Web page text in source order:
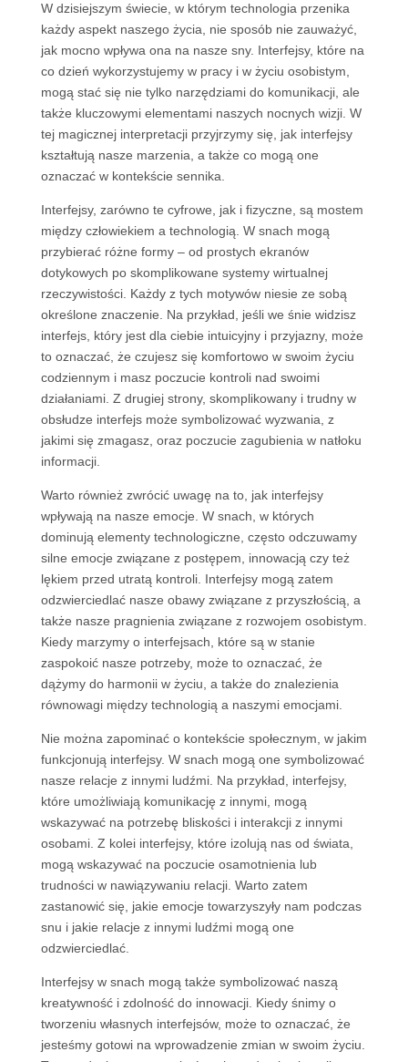
W dzisiejszym świecie, w którym technologia przenika
każdy aspekt naszego życia, nie sposób nie zauważyć,
jak mocno wpływa ona na nasze sny. Interfejsy, które na
co dzień wykorzystujemy w pracy i w życiu osobistym,
mogą stać się nie tylko narzędziami do komunikacji, ale
także kluczowymi elementami naszych nocnych wizji. W
tej magicznej interpretacji przyjrzymy się, jak interfejsy
kształtują nasze marzenia, a także co mogą one
oznaczać w kontekście sennika.
Interfejsy, zarówno te cyfrowe, jak i fizyczne, są mostem
między człowiekiem a technologią. W snach mogą
przybierać różne formy – od prostych ekranów
dotykowych po skomplikowane systemy wirtualnej
rzeczywistości. Każdy z tych motywów niesie ze sobą
określone znaczenie. Na przykład, jeśli we śnie widzisz
interfejs, który jest dla ciebie intuicyjny i przyjazny, może
to oznaczać, że czujesz się komfortowo w swoim życiu
codziennym i masz poczucie kontroli nad swoimi
działaniami. Z drugiej strony, skomplikowany i trudny w
obsłudze interfejs może symbolizować wyzwania, z
jakimi się zmagasz, oraz poczucie zagubienia w natłoku
informacji.
Warto również zwrócić uwagę na to, jak interfejsy
wpływają na nasze emocje. W snach, w których
dominują elementy technologiczne, często odczuwamy
silne emocje związane z postępem, innowacją czy też
lękiem przed utratą kontroli. Interfejsy mogą zatem
odzwierciedlać nasze obawy związane z przyszłością, a
także nasze pragnienia związane z rozwojem osobistym.
Kiedy marzymy o interfejsach, które są w stanie
zaspokoić nasze potrzeby, może to oznaczać, że
dążymy do harmonii w życiu, a także do znalezienia
równowagi między technologią a naszymi emocjami.
Nie można zapominać o kontekście społecznym, w jakim
funkcjonują interfejsy. W snach mogą one symbolizować
nasze relacje z innymi ludźmi. Na przykład, interfejsy,
które umożliwiają komunikację z innymi, mogą
wskazywać na potrzebę bliskości i interakcji z innymi
osobami. Z kolei interfejsy, które izolują nas od świata,
mogą wskazywać na poczucie osamotnienia lub
trudności w nawiązywaniu relacji. Warto zatem
zastanowić się, jakie emocje towarzyszyły nam podczas
snu i jakie relacje z innymi ludźmi mogą one
odzwierciedlać.
Interfejsy w snach mogą także symbolizować naszą
kreatywność i zdolność do innowacji. Kiedy śnimy o
tworzeniu własnych interfejsów, może to oznaczać, że
jesteśmy gotowi na wprowadzenie zmian w swoim życiu.